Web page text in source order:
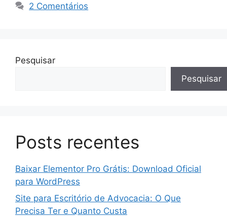
2 Comentários
Pesquisar
Pesquisar
Posts recentes
Baixar Elementor Pro Grátis: Download Oficial
para WordPress
Site para Escritório de Advocacia: O Que
Precisa Ter e Quanto Custa